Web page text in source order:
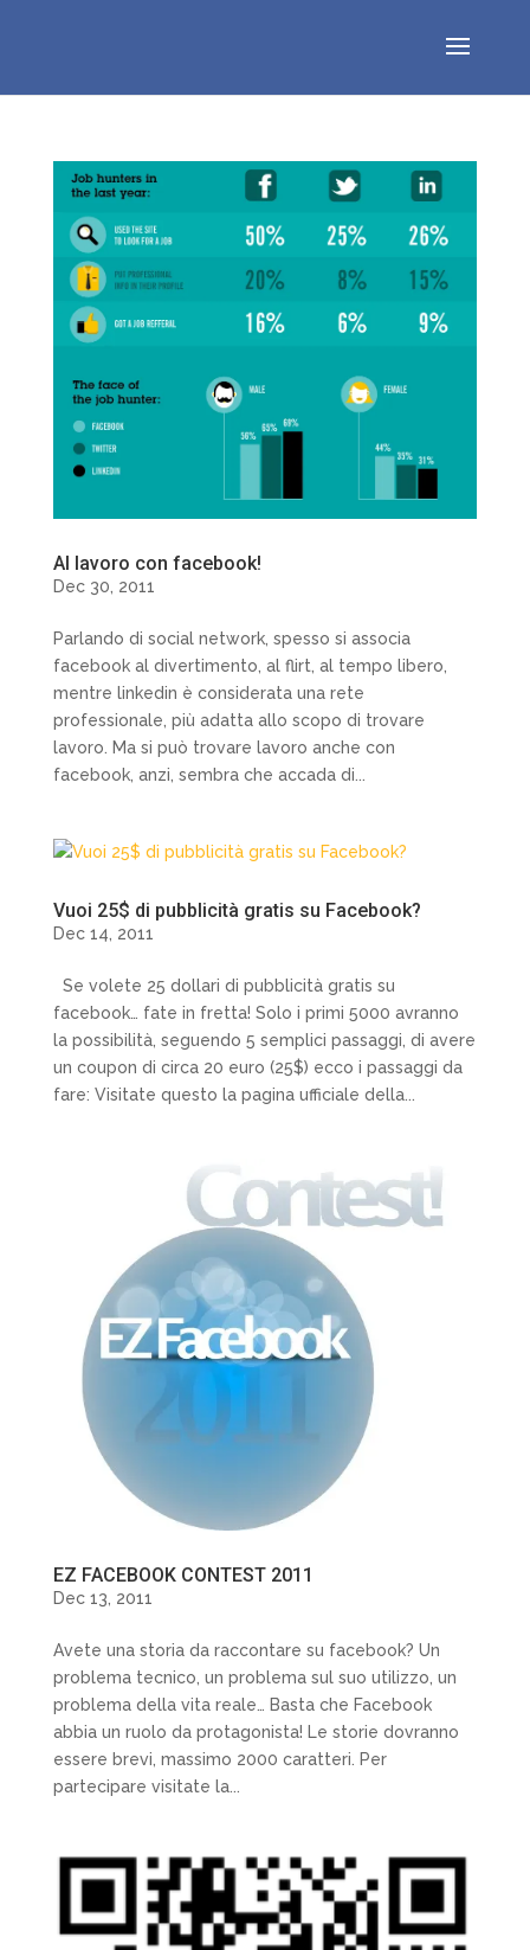
Al lavoro con facebook!
Dec 30, 2011
Parlando di social network, spesso si associa
facebook al divertimento, al flirt, al tempo libero,
mentre linkedin è considerata una rete
professionale, più adatta allo scopo di trovare
lavoro. Ma si può trovare lavoro anche con
facebook, anzi, sembra che accada di...
Vuoi 25$ di pubblicità gratis su Facebook?
Dec 14, 2011
Se volete 25 dollari di pubblicità gratis su
facebook… fate in fretta! Solo i primi 5000 avranno
la possibilità, seguendo 5 semplici passaggi, di avere
un coupon di circa 20 euro (25$) ecco i passaggi da
fare: Visitate questo la pagina ufficiale della...
EZ FACEBOOK CONTEST 2011
Dec 13, 2011
Avete una storia da raccontare su facebook? Un
problema tecnico, un problema sul suo utilizzo, un
problema della vita reale… Basta che Facebook
abbia un ruolo da protagonista! Le storie dovranno
essere brevi, massimo 2000 caratteri. Per
partecipare visitate la...